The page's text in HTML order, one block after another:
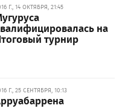
Г., 14 ОКТЯБРЯ, 21:45
на
турнир
Г., 25 СЕНТЯБРЯ, 10:13